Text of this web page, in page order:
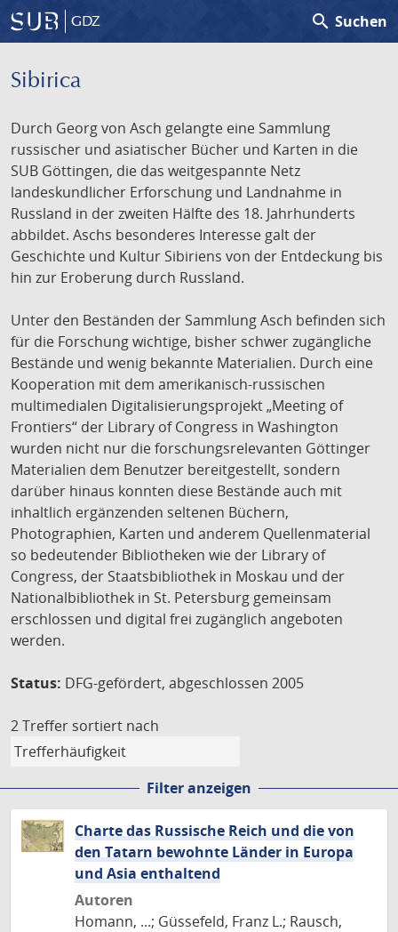
GDZ search Suchen
Sibirica
Durch Georg von Asch gelangte eine Sammlung
russischer und asiatischer Bücher und Karten in die
SUB Göttingen, die das weitgespannte Netz
landeskundlicher Erforschung und Landnahme in
Russland in der zweiten Hälfte des 18. Jahrhunderts
abbildet. Aschs besonderes Interesse galt der
Geschichte und Kultur Sibiriens von der Entdeckung bis
hin zur Eroberung durch Russland.
Unter den Beständen der Sammlung Asch befinden sich
für die Forschung wichtige, bisher schwer zugängliche
Bestände und wenig bekannte Materialien. Durch eine
Kooperation mit dem amerikanisch-russischen
multimedialen Digitalisierungsprojekt „Meeting of
Frontiers“ der Library of Congress in Washington
wurden nicht nur die forschungsrelevanten Göttinger
Materialien dem Benutzer bereitgestellt, sondern
darüber hinaus konnten diese Bestände auch mit
inhaltlich ergänzenden seltenen Büchern,
Photographien, Karten und anderem Quellenmaterial
so bedeutender Bibliotheken wie der Library of
Congress, der Staatsbibliothek in Moskau und der
Nationalbibliothek in St. Petersburg gemeinsam
erschlossen und digital frei zugänglich angeboten
werden.
Status: DFG-gefördert, abgeschlossen 2005
2 Treffer sortiert nach
Filter anzeigen
Charte das Russische Reich und die von
den Tatarn bewohnte Länder in Europa
und Asia enthaltend
Autoren
Homann, ...; Güssefeld, Franz L.; Rausch,